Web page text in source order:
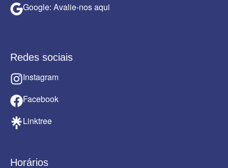
Google: Avalie-nos aqui
Redes sociais
Instagram
Facebook
Linktree
Horários